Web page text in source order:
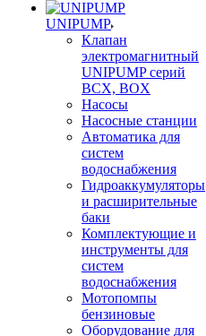
UNIPUMP
Клапан
электромагнитный
UNIPUMP серий
BCX, BOX
Насосы
Насосные станции
Автоматика для
систем
водоснабжения
Гидроаккумуляторы
и расширительные
баки
Комплектующие и
инструменты для
систем
водоснабжения
Мотопомпы
бензиновые
Оборудование для